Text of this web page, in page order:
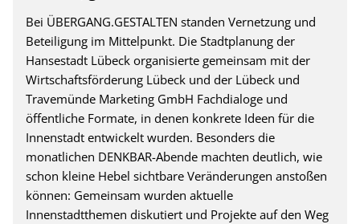
Bei ÜBERGANG.GESTALTEN standen Vernetzung und
Beteiligung im Mittelpunkt. Die Stadtplanung der
Hansestadt Lübeck organisierte gemeinsam mit der
Wirtschaftsförderung Lübeck und der Lübeck und
Travemünde Marketing GmbH Fachdialoge und
öffentliche Formate, in denen konkrete Ideen für die
Innenstadt entwickelt wurden. Besonders die
monatlichen DENKBAR-Abende machten deutlich, wie
schon kleine Hebel sichtbare Veränderungen anstoßen
können: Gemeinsam wurden aktuelle
Innenstadtthemen diskutiert und Projekte auf den Weg